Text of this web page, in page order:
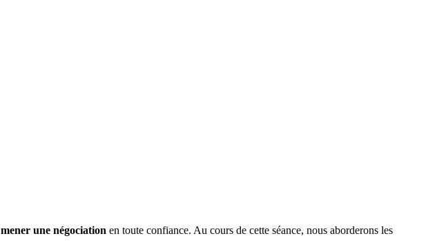
mener une négociation en toute confiance. Au cours de cette séance, nous aborderons les